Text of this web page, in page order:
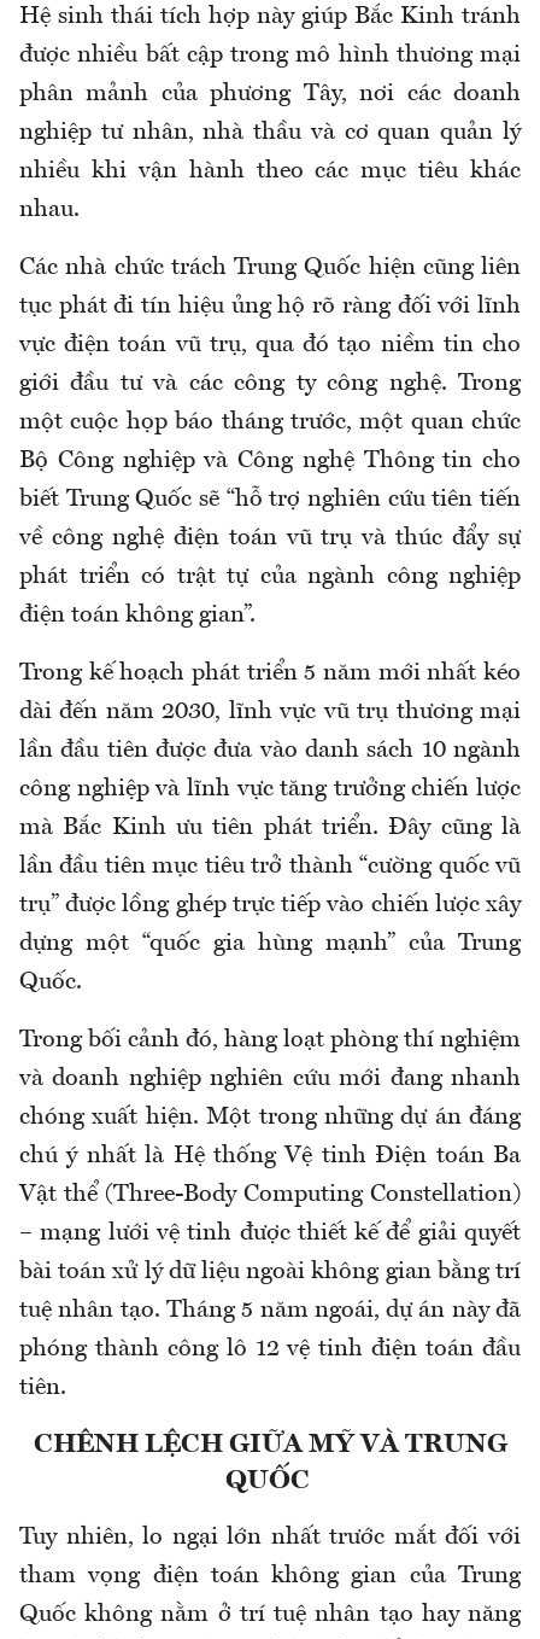
Hệ sinh thái tích hợp này giúp Bắc Kinh tránh
được nhiều bất cập trong mô hình thương mại
phân mảnh của phương Tây, nơi các doanh
nghiệp tư nhân, nhà thầu và cơ quan quản lý
nhiều khi vận hành theo các mục tiêu khác
nhau.
Các nhà chức trách Trung Quốc hiện cũng liên
tục phát đi tín hiệu ủng hộ rõ ràng đối với lĩnh
vực điện toán vũ trụ, qua đó tạo niềm tin cho
giới đầu tư và các công ty công nghệ. Trong
một cuộc họp báo tháng trước, một quan chức
Bộ Công nghiệp và Công nghệ Thông tin cho
biết Trung Quốc sẽ “hỗ trợ nghiên cứu tiên tiến
về công nghệ điện toán vũ trụ và thúc đẩy sự
phát triển có trật tự của ngành công nghiệp
điện toán không gian”.
Trong kế hoạch phát triển 5 năm mới nhất kéo
dài đến năm 2030, lĩnh vực vũ trụ thương mại
lần đầu tiên được đưa vào danh sách 10 ngành
công nghiệp và lĩnh vực tăng trưởng chiến lược
mà Bắc Kinh ưu tiên phát triển. Đây cũng là
lần đầu tiên mục tiêu trở thành “cường quốc vũ
trụ” được lồng ghép trực tiếp vào chiến lược xây
dựng một “quốc gia hùng mạnh” của Trung
Quốc.
Trong bối cảnh đó, hàng loạt phòng thí nghiệm
và doanh nghiệp nghiên cứu mới đang nhanh
chóng xuất hiện. Một trong những dự án đáng
chú ý nhất là Hệ thống Vệ tinh Điện toán Ba
Vật thể (Three-Body Computing Constellation)
– mạng lưới vệ tinh được thiết kế để giải quyết
bài toán xử lý dữ liệu ngoài không gian bằng trí
tuệ nhân tạo. Tháng 5 năm ngoái, dự án này đã
phóng thành công lô 12 vệ tinh điện toán đầu
tiên.
CHÊNH LỆCH GIỮA MỸ VÀ TRUNG
QUỐC
Tuy nhiên, lo ngại lớn nhất trước mắt đối với
tham vọng điện toán không gian của Trung
Quốc không nằm ở trí tuệ nhân tạo hay năng